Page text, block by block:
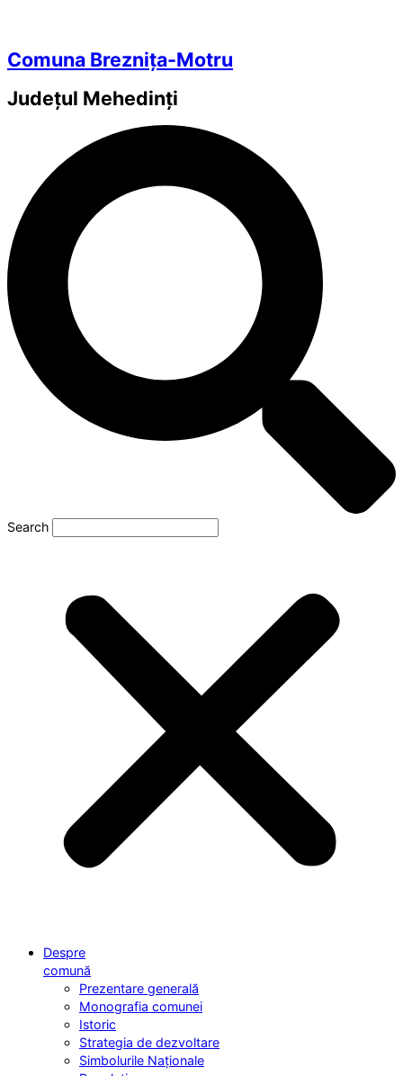
Comuna Breznița-Motru
Județul Mehedinți
Search
Despre
comună
Prezentare generală
Monografia comunei
Istoric
Strategia de dezvoltare
Simbolurile Naționale